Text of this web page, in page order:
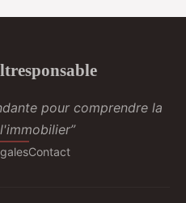
pour comprendre la
Contact